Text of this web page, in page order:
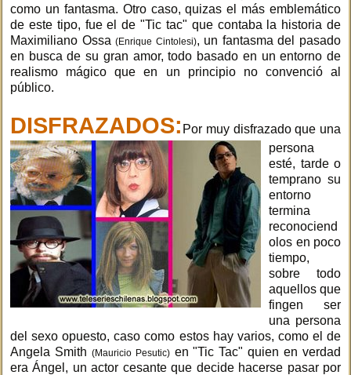
como un fantasma. Otro caso, quizas el más emblemático
de este tipo, fue el de "Tic tac" que contaba la historia de
Maximiliano Ossa(Enrique Cintolesi), un fantasma del pasado
en busca de su gran amor, todo basado en un entorno de
realismo mágico que en un principio no convenció al
público.
DISFRAZADOS: Por muy disfrazado que una
persona
esté, tarde o
temprano su
entorno
termina
reconociend
olos en poco
tiempo,
sobre todo
aquellos que
fingen ser
una persona
del sexo opuesto, caso como estos hay varios, como el de
Angela Smith (Mauricio Pesutic)en "Tic Tac" quien en verdad
era Ángel, un actor cesante que decide hacerse pasar por